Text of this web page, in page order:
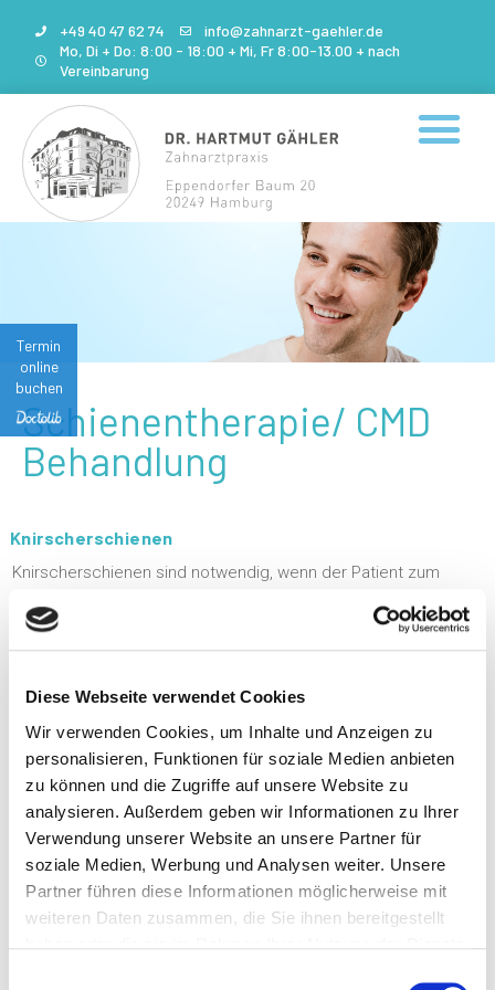
Diese Webseite verwendet Cookies
Wir verwenden Cookies, um Inhalte und Anzeigen zu
personalisieren, Funktionen für soziale Medien anbieten
zu können und die Zugriffe auf unsere Website zu
analysieren. Außerdem geben wir Informationen zu Ihrer
Verwendung unserer Website an unsere Partner für
soziale Medien, Werbung und Analysen weiter. Unsere
Partner führen diese Informationen möglicherweise mit
weiteren Daten zusammen, die Sie ihnen bereitgestellt
Termin
online
buchen
Zum
springen
+49 40 47 62 74
info@zahnarzt-gaehler.de
Mo, Di + Do: 8:00 - 18:00 + Mi, Fr 8:00-13.00 + nach
Vereinbarung
Schienentherapie/ CMD
Behandlung
Knirscherschienen
Knirscherschienen sind notwendig, wenn der Patient zum
bestehen aus dünnen Kunstoff, die der Zahntechniker nach
Abdrücken des Ober- und Unterkiefers individuell für Sie
Schnarchschienen
Schnarcherschienen helfen, das nächtliche Schnarchen zu
verhindern. Die häufigste Ursache für die nächtlichen
Schnarchgeräusche ist das Erschlaffen der Mund-und
Rachenmuskulatur. Eine Schnarchschiene wirkt der